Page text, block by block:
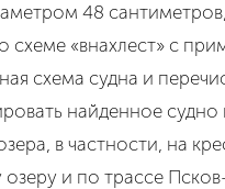
48
схеме «внахлест» с
схема судна и
найденное судно
в частности, на
и по трассе